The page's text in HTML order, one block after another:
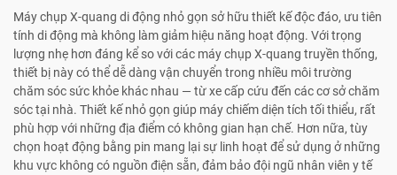
Máy chụp X-quang di động nhỏ gọn sở hữu thiết kế độc đáo, ưu tiên
tính di động mà không làm giảm hiệu năng hoạt động. Với trọng
lượng nhẹ hơn đáng kể so với các máy chụp X-quang truyền thống,
thiết bị này có thể dễ dàng vận chuyển trong nhiều môi trường
chăm sóc sức khỏe khác nhau — từ xe cấp cứu đến các cơ sở chăm
sóc tại nhà. Thiết kế nhỏ gọn giúp máy chiếm diện tích tối thiểu, rất
phù hợp với những địa điểm có không gian hạn chế. Hơn nữa, tùy
chọn hoạt động bằng pin mang lại sự linh hoạt để sử dụng ở những
khu vực không có nguồn điện sẵn, đảm bảo đội ngũ nhân viên y tế